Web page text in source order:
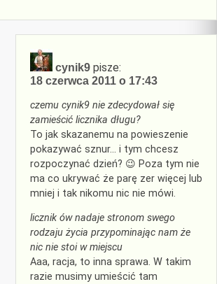
cynik9 pisze:
18 czerwca 2011 o 17:43
czemu cynik9 nie zdecydował się
zamieścić licznika długu?
To jak skazanemu na powieszenie
pokazywać sznur… i tym chcesz
rozpoczynać dzień? 😉 Poza tym nie
ma co ukrywać że parę zer więcej lub
mniej i tak nikomu nic nie mówi.
licznik ów nadaje stronom swego
rodzaju życia przypominając nam że
nic nie stoi w miejscu
Aaa, racja, to inna sprawa. W takim
razie musimy umieścić tam